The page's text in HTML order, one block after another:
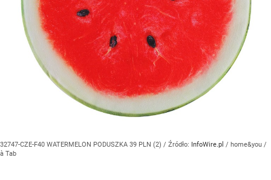
32747-CZE-F40 WATERMELON PODUSZKA 39 PLN (2) / Źródło: InfoWire.pl / home&you /
à Tab